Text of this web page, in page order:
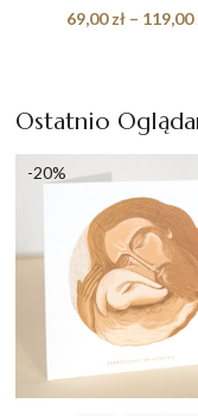
69,00zł – 119,00
Ostatnio
-20%